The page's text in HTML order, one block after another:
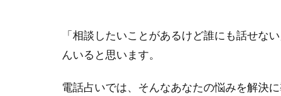
「相談したいことがあるけど誰にも話せな
んいると思います。
電話占いでは、そんなあなたの悩みを解決